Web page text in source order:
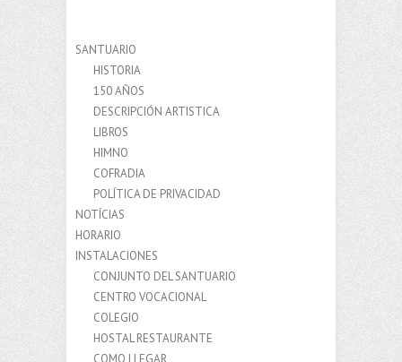
SANTUARIO
HISTORIA
150 AÑOS
DESCRIPCIÓN ARTISTICA
LIBROS
HIMNO
COFRADIA
POLÍTICA DE PRIVACIDAD
NOTÍCIAS
HORARIO
INSTALACIONES
CONJUNTO DEL SANTUARIO
CENTRO VOCACIONAL
COLEGIO
HOSTAL RESTAURANTE
COMO LLEGAR